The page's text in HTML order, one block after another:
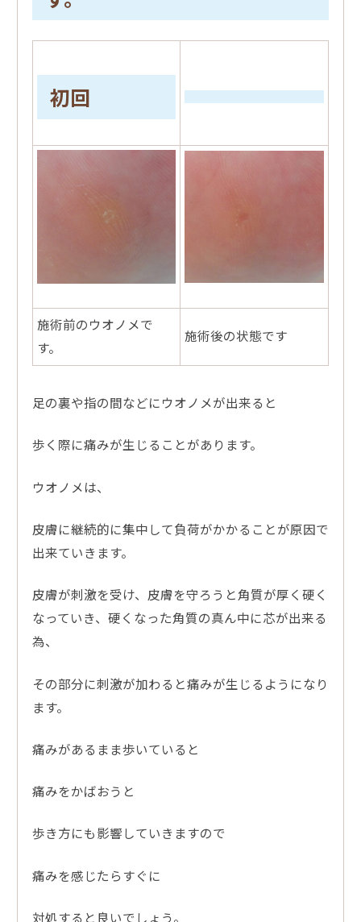
初回
施術前のウオノメで
す。
施術後の状態です
足の裏や指の間などにウオノメが出来ると
歩く際に痛みが生じることがあります。
ウオノメは、
皮膚に継続的に集中して負荷がかかることが原因で
出来ていきます。
皮膚が刺激を受け、皮膚を守ろうと角質が厚く硬く
なっていき、硬くなった角質の真ん中に芯が出来る
為、
その部分に刺激が加わると痛みが生じるようになり
ます。
痛みがあるまま歩いていると
痛みをかばおうと
歩き方にも影響していきますので
痛みを感じたらすぐに
対処すると良いでしょう。